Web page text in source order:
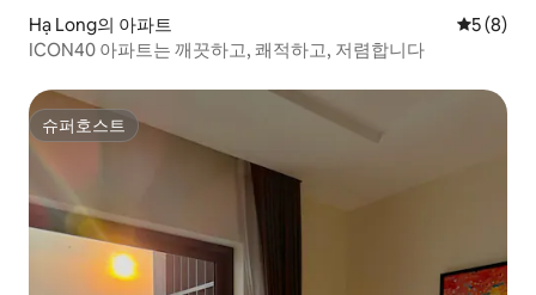
Hạ Long의 아파트 평점 5점
5 (8)
ICON40 아파트는 깨끗하고, 쾌적하고, 저렴합니다
슈퍼호스트
슈퍼호스트